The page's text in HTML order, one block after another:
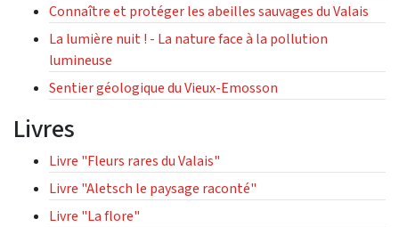
Connaître et protéger les abeilles sauvages du Valais
La lumière nuit ! - La nature face à la pollution
lumineuse
Sentier géologique du Vieux-Emosson
Livres
Livre "Fleurs rares du Valais"
Livre "Aletsch le paysage raconté"
Livre "La flore"